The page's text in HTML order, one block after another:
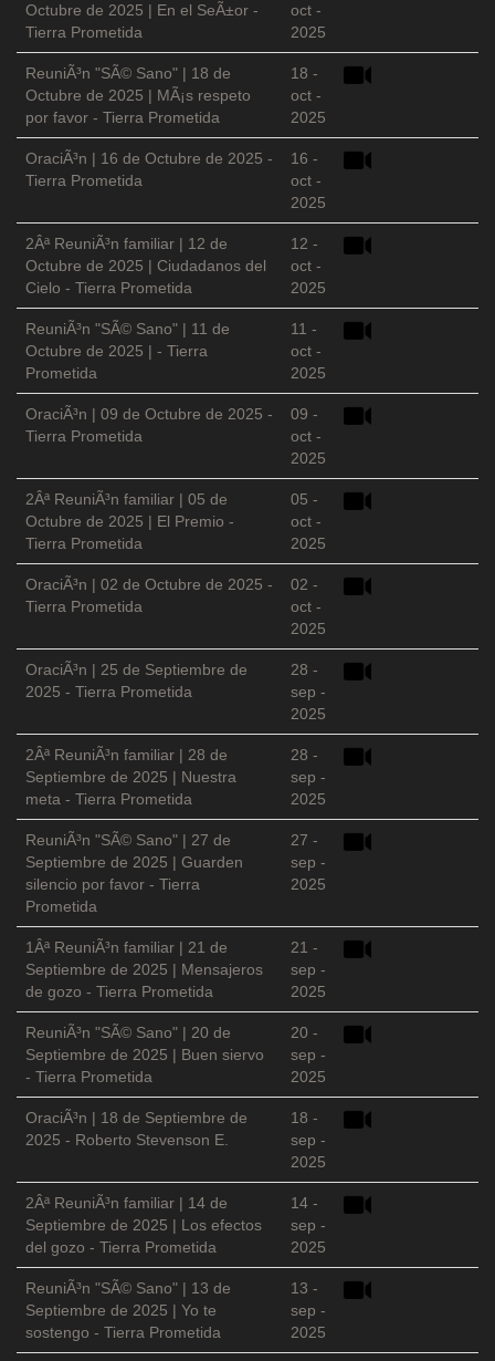
Octubre de 2025 | En el SeÃ±or -
Tierra Prometida
oct -
2025
ReuniÃ³n "SÃ© Sano" | 18 de
Octubre de 2025 | MÃ¡s respeto
por favor - Tierra Prometida
18 -
oct -
2025
OraciÃ³n | 16 de Octubre de 2025 -
Tierra Prometida
16 -
oct -
2025
2Âª ReuniÃ³n familiar | 12 de
Octubre de 2025 | Ciudadanos del
Cielo - Tierra Prometida
12 -
oct -
2025
ReuniÃ³n "SÃ© Sano" | 11 de
Octubre de 2025 | - Tierra
Prometida
11 -
oct -
2025
OraciÃ³n | 09 de Octubre de 2025 -
Tierra Prometida
09 -
oct -
2025
2Âª ReuniÃ³n familiar | 05 de
Octubre de 2025 | El Premio -
Tierra Prometida
05 -
oct -
2025
OraciÃ³n | 02 de Octubre de 2025 -
Tierra Prometida
02 -
oct -
2025
OraciÃ³n | 25 de Septiembre de
2025 - Tierra Prometida
28 -
sep -
2025
2Âª ReuniÃ³n familiar | 28 de
Septiembre de 2025 | Nuestra
meta - Tierra Prometida
28 -
sep -
2025
ReuniÃ³n "SÃ© Sano" | 27 de
Septiembre de 2025 | Guarden
silencio por favor - Tierra
Prometida
27 -
sep -
2025
1Âª ReuniÃ³n familiar | 21 de
Septiembre de 2025 | Mensajeros
de gozo - Tierra Prometida
21 -
sep -
2025
ReuniÃ³n "SÃ© Sano" | 20 de
Septiembre de 2025 | Buen siervo
- Tierra Prometida
20 -
sep -
2025
OraciÃ³n | 18 de Septiembre de
2025 - Roberto Stevenson E.
18 -
sep -
2025
2Âª ReuniÃ³n familiar | 14 de
Septiembre de 2025 | Los efectos
del gozo - Tierra Prometida
14 -
sep -
2025
ReuniÃ³n "SÃ© Sano" | 13 de
Septiembre de 2025 | Yo te
sostengo - Tierra Prometida
13 -
sep -
2025